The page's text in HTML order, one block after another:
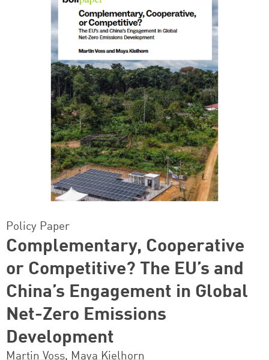
Policy Paper
Complementary, Cooperative
or Competitive? The EU’s and
China’s Engagement in Global
Net-Zero Emissions
Development
Martin Voss, Maya Kielhorn